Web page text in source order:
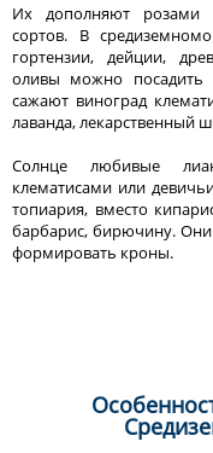
Их дополняют розами
сортов. В
гортензии, дейции,
оливы можно посадить
сажают виноград
лаванда, лекарственный
Солнце любивые
клематисами или
топиария, вместо
барбарис, бирючину. Они
формировать кроны.